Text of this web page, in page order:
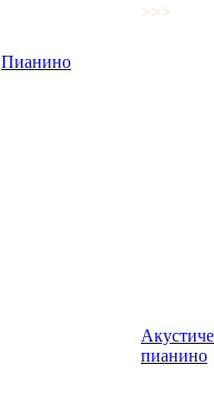
Пианино
>>>
пианино